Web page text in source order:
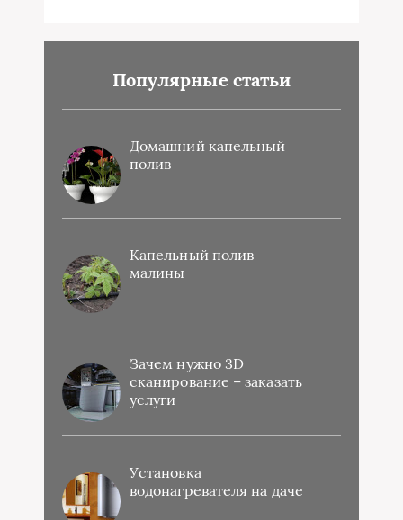
Популярные статьи
Домашний капельный
полив
Капельный полив
малины
Зачем нужно 3D
сканирование – заказать
услуги
Установка
водонагревателя на даче